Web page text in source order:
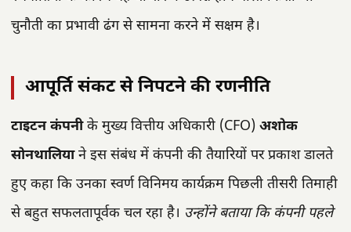
चुनौती का प्रभावी ढंग से सामना करने में सक्षम है।
आपूर्ति संकट से निपटने की रणनीति
टाइटन कंपनीके मुख्य वित्तीय अधिकारी (CFO) अशोक
सोनथालियाने इस संबंध में कंपनी की तैयारियों पर प्रकाश डालते
हुए कहा कि उनका स्वर्ण विनिमय कार्यक्रम पिछली तीसरी तिमाही
से बहुत सफलतापूर्वक चल रहा है। उन्होंने बताया कि कंपनी पहले